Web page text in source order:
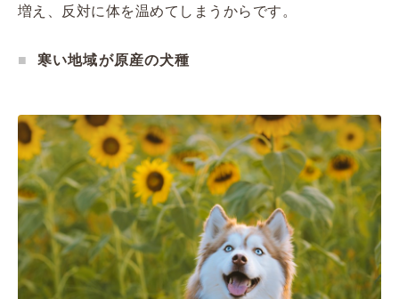
増え、反対に体を温めてしまうからです。
寒い地域が原産の犬種